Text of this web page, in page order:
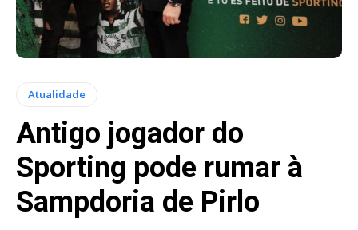
Atualidade
Antigo jogador do
Sporting pode rumar à
Sampdoria de Pirlo